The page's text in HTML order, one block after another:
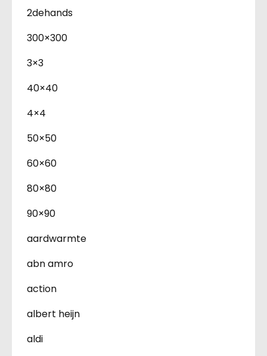
2dehands
300×300
3×3
40×40
4×4
50×50
60×60
80×80
90×90
aardwarmte
abn amro
action
albert heijn
aldi